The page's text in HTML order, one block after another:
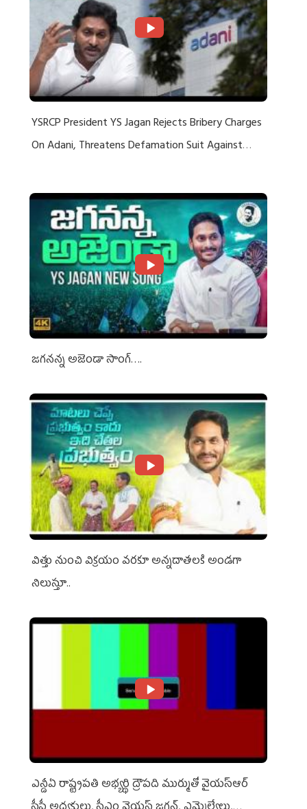
YSRCP President YS Jagan Rejects Bribery Charges
On Adani, Threatens Defamation Suit Against
జగనన్న అజెండా సాంగ్….
విత్తు నుంచి విక్రయం వరకూ అన్నదాతలకి అండగా
నిలుస్తూ..
ఎన్డీఏ రాష్ట్ర‌ప‌తి అభ్య‌ర్థి ద్రౌప‌ది ముర్ముతో వైయ‌స్ఆర్